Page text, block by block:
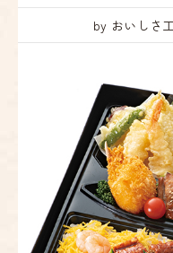
by おいしさ